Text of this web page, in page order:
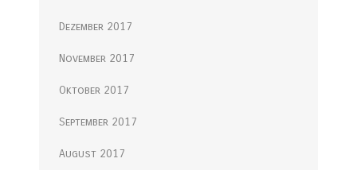
Dezember 2017
November 2017
Oktober 2017
September 2017
August 2017